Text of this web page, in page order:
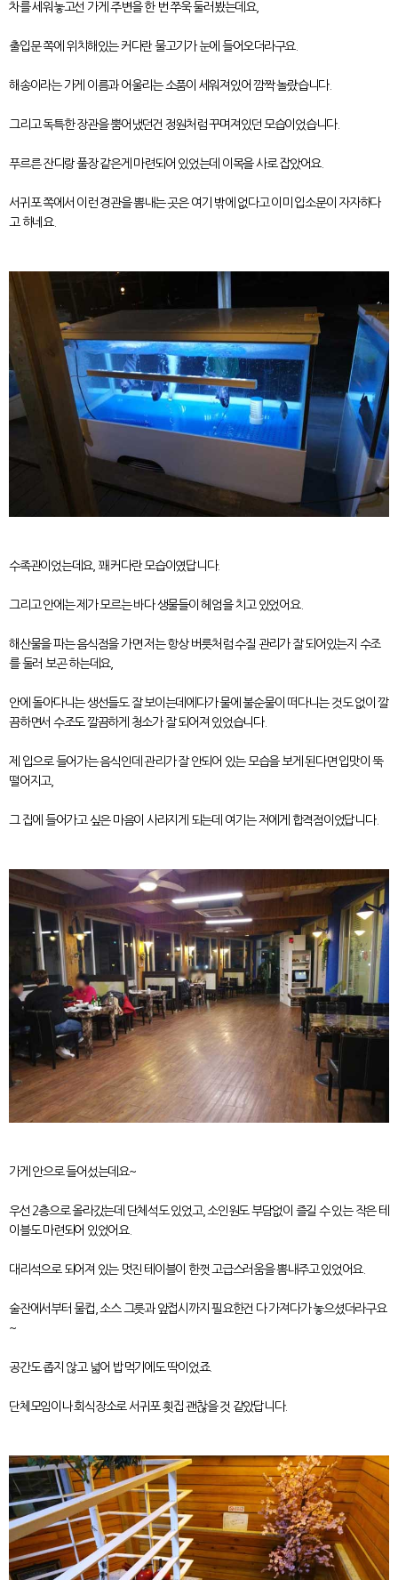
차를 세워놓고선 가게 주변을 한 번 쭈욱 둘러봤는데요,
출입문 쪽에 위치해있는 커다란 물고기가 눈에 들어오더라구요.
해송이라는 가게 이름과 어울리는 소품이 세워져있어 깜짝 놀랐습니다.
그리고 독특한 장관을 뿜어냈던건 정원처럼 꾸며져있던 모습이었습니다.
푸르른 잔디랑 풀장 같은게 마련되어 있었는데 이목을 사로 잡았어요.
서귀포 쪽에서 이런 경관을 뽐내는 곳은 여기 밖에 없다고 이미 입소문이 자자하다
고 하네요.
수족관이었는데요, 꽤 커다란 모습이였답니다.
그리고 안에는 제가 모르는 바다 생물들이 헤엄을 치고 있었어요.
해산물을 파는 음식점을 가면 저는 항상 버릇처럼 수질 관리가 잘 되어있는지 수조
를 둘러 보곤 하는데요,
안에 돌아다니는 생선들도 잘 보이는데에다가 물에 불순물이 떠다니는 것도 없이 깔
끔하면서 수조도 깔끔하게 청소가 잘 되어져 있었습니다.
제 입으로 들어가는 음식인데 관리가 잘 안되어 있는 모습을 보게 된다면 입맛이 뚝
떨어지고,
그 집에 들어가고 싶은 마음이 사라지게 되는데 여기는 저에게 합격점이었답니다.
가게 안으로 들어섰는데요~
우선 2층으로 올라갔는데 단체석도 있었고, 소인원도 부담없이 즐길 수 있는 작은 테
이블도 마련되어 있었어요.
대리석으로 되어져 있는 멋진 테이블이 한껏 고급스러움을 뽐내주고 있었어요.
술잔에서부터 물컵, 소스 그릇과 앞접시까지 필요한건 다 가져다가 놓으셨더라구요
~
공간도 좁지 않고 넓어 밥먹기에도 딱이었죠.
단체모임이나 회식장소로 서귀포 횟집 괜찮을 것 같았답니다.